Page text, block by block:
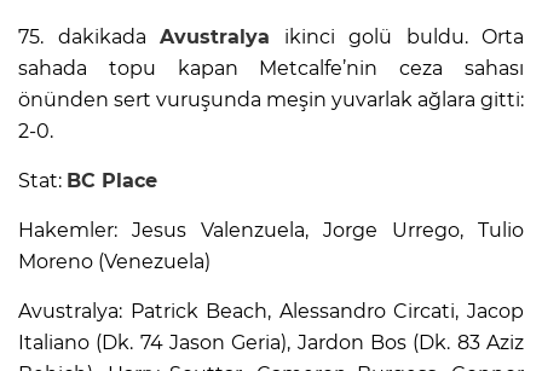
75. dakikada Avustralya ikinci golü buldu. Orta
sahada topu kapan Metcalfe’nin ceza sahası
önünden sert vuruşunda meşin yuvarlak ağlara gitti:
2-0.
Stat: BC Place
Hakemler: Jesus Valenzuela, Jorge Urrego, Tulio
Moreno (Venezuela)
Avustralya: Patrick Beach, Alessandro Circati, Jacop
Italiano (Dk. 74 Jason Geria), Jardon Bos (Dk. 83 Aziz